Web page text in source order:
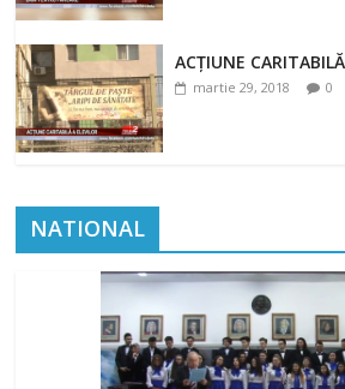
ACȚIUNE
martie 29, 2018 0
NATIONAL